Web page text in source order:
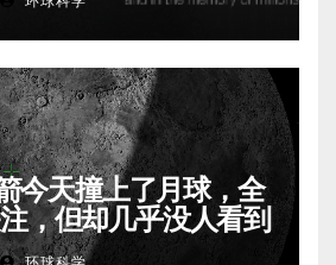
今天撞上了月球，全
，但却几乎没人看到